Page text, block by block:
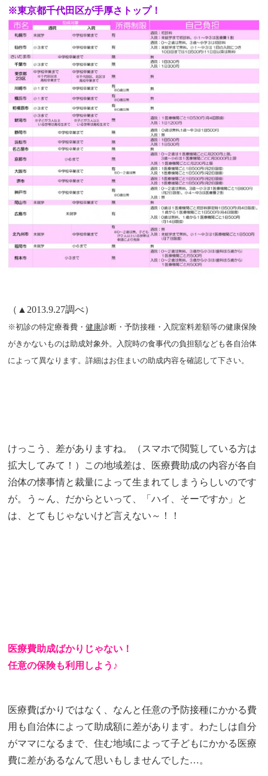
※東京都千代田区が手厚さトップ！
（▲2013.9.27調べ）
※初診の特定療養費・健康診断・予防接種・入院室料差額等の健康保険
がきかないものは助成対象外。入院時の食事代の負担額なども各自治体
によって異なります。詳細はお住まいの助成内容を確認して下さい。
けっこう、差がありますね。（スマホで閲覧している方は
拡大してみて！）この地域差は、医療費助成の内容が各自
治体の懐事情と裁量によって生まれてしまうらしいのです
が。う～ん、だからといって、「ハイ、そーですか」と
は、とてもじゃないけど言えない～！！
医療費助成ばかりじゃない！
任意の保険も利用しよう♪
医療費ばかりではなく、なんと任意の予防接種にかかる費
用も自治体によって助成額に差があります。わたしは自分
がママになるまで、住む地域によって子どもにかかる医療
費に差があるなんて思いもしませんでした…。